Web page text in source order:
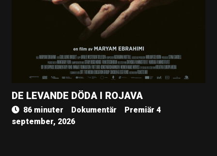
DE LEVANDE DÖDA I ROJAVA
86 minuter Dokumentär
Premiär 4
september, 2026